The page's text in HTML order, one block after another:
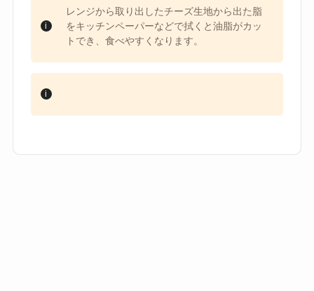
レンジから取り出したチーズ生地から出た脂
をキッチンペーパーなどで拭くと油脂がカッ
トでき、食べやすくなります。